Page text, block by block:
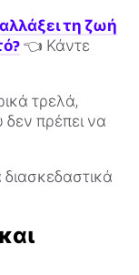
τη ζωή
👈 Κάντε
τρελά,
δεν πρέπει να
διασκεδαστικά